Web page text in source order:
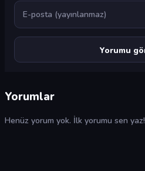
E-posta
Yorumlar
Henüz yorum yok. İlk yorumu sen yaz!